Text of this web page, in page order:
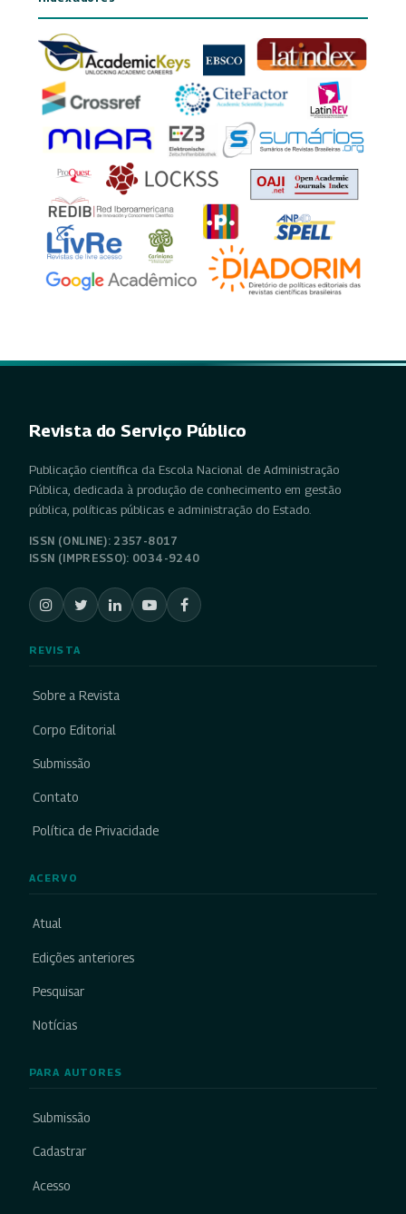
Revista do Serviço Público
Publicação científica da Escola Nacional de Administração
Pública, dedicada à produção de conhecimento em gestão
pública, políticas públicas e administração do Estado.
ISSN (ONLINE): 2357-8017
ISSN (IMPRESSO): 0034-9240
REVISTA
Sobre a Revista
Corpo Editorial
Submissão
Contato
Política de Privacidade
ACERVO
Atual
Edições anteriores
Pesquisar
Notícias
PARA AUTORES
Submissão
Cadastrar
Acesso